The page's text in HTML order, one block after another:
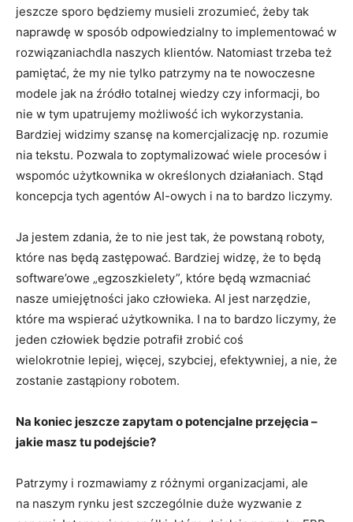
jeszcze sporo będziemy musieli zrozumieć, żeby tak
naprawdę w sposób odpowiedzialny to implementować w
rozwiązaniachdla naszych klientów. Natomiast trzeba też
pamiętać, że my nie tylko patrzymy na te nowoczesne
modele jak na źródło totalnej wiedzy czy informacji, bo
nie w tym upatrujemy możliwość ich wykorzystania.
Bardziej widzimy szansę na komercjalizację np. rozumie
nia tekstu. Pozwala to zoptymalizować wiele procesów i
wspomóc użytkownika w określonych działaniach. Stąd
koncepcja tych agentów AI-owych i na to bardzo liczymy.
Ja jestem zdania, że to nie jest tak, że powstaną roboty,
które nas będą zastępować. Bardziej widzę, że to będą
software’owe „egzoszkielety”, które będą wzmacniać
nasze umiejętności jako człowieka. AI jest narzędzie,
które ma wspierać użytkownika. I na to bardzo liczymy, że
jeden człowiek będzie potrafił zrobić coś
wielokrotnie lepiej, więcej, szybciej, efektywniej, a nie, że
zostanie zastąpiony robotem.
Na koniec jeszcze zapytam o potencjalne przejęcia –
jakie masz tu podejście?
Patrzymy i rozmawiamy z różnymi organizacjami, ale
na naszym rynku jest szczególnie duże wyzwanie z